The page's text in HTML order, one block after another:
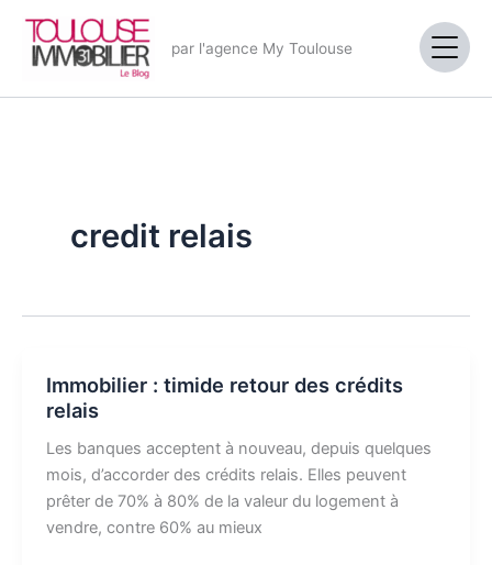
contenu
par l'agence My Toulouse
credit relais
Immobilier : timide retour des crédits
relais
Les banques acceptent à nouveau, depuis quelques
mois, d’accorder des crédits relais. Elles peuvent
prêter de 70% à 80% de la valeur du logement à
vendre, contre 60% au mieux